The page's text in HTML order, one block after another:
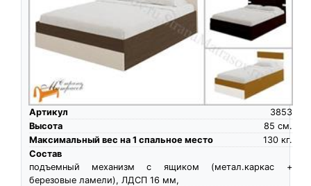
Артикул
3853
Высота
см.
85
Максимальный вес на 1 спальное место
кг.
130
Состав
подъемный механизм с ящиком (метал.каркас +
березовые ламели), ЛДСП 16 мм,